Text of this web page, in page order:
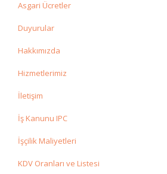
Asgari Ücretler
Duyurular
Hakkımızda
Hizmetlerimiz
İletişim
İş Kanunu IPC
İşçilik Maliyetleri
KDV Oranları ve Listesi